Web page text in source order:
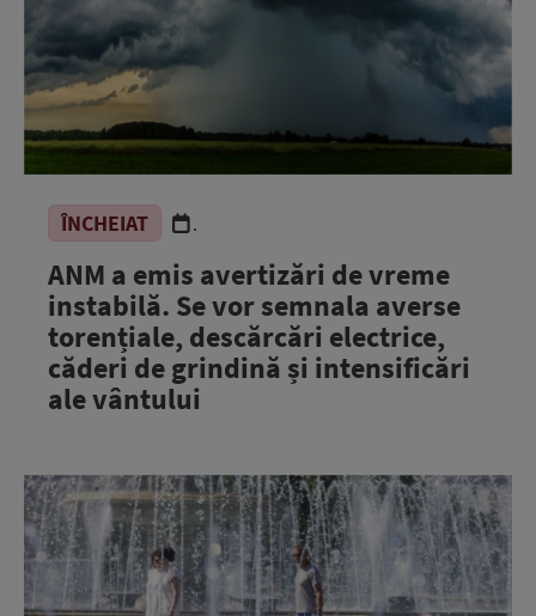
ÎNCHEIAT .
ANM a emis avertizări de vreme
instabilă. Se vor semnala averse
torențiale, descărcări electrice,
căderi de grindină și intensificări
ale vântului